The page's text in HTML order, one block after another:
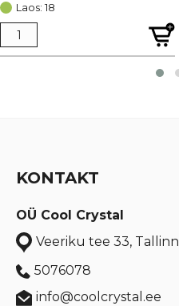
oli:
€ 0,51.
is:
€ 0,38.
Laos: 18
KONTAKT
OÜ Cool Crystal
Veeriku tee 33, Tallinn
5076078
info@coolcrystal.ee